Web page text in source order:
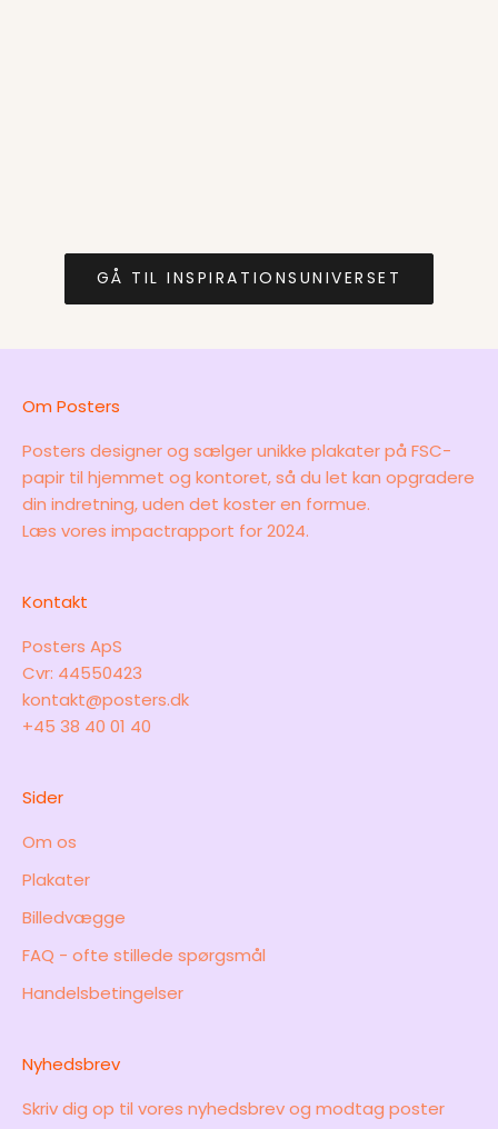
GÅ TIL INSPIRATIONSUNIVERSET
Om Posters
Posters designer og sælger unikke plakater på FSC-
papir til hjemmet og kontoret, så du let kan opgradere
din indretning, uden det koster en formue.
Læs vores impactrapport for 2024.
Kontakt
Posters ApS
Cvr: 44550423
kontakt@posters.dk
+45 38 40 01 40
Sider
Om os
Plakater
Billedvægge
FAQ - ofte stillede spørgsmål
Handelsbetingelser
Nyhedsbrev
Skriv dig op til vores nyhedsbrev og modtag poster